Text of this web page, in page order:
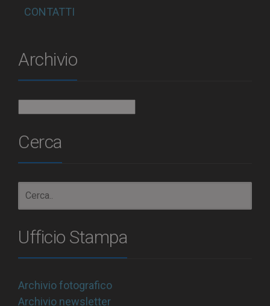
CONTATTI
Archivio
Cerca
Ufficio Stampa
Archivio fotografico
Archivio newsletter